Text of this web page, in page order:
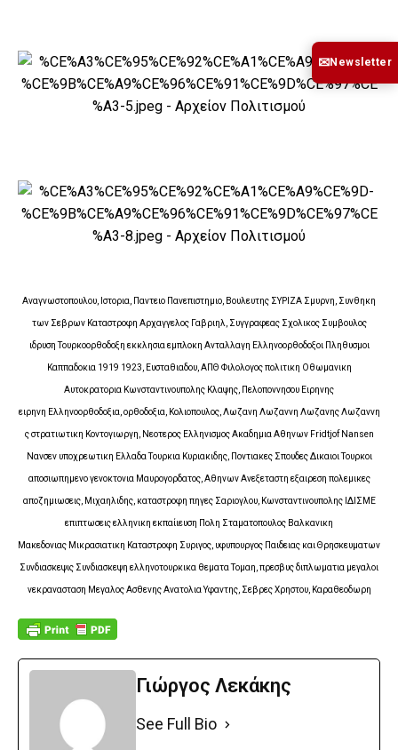
Αναγνωστοπουλου, Ιστορια, Παντειο Πανεπιστημιο, Βουλευτης ΣΥΡΙΖΑ Σμυρνη, Συνθηκη
των Σεβρων Καταστροφη Αρχαγγελος Γαβριηλ, Συγγραφεας Σχολικος Συμβουλος
ιδρυση Τουρκοορθοδοξη εκκλησια εμπλοκη Ανταλλαγη Ελληνοορθοδοξοι Πληθυσμοι
Καππαδοκια 1919 1923, Ευσταθιαδου, ΑΠΘ Φιλολογος πολιτικη Οθωμανικη
Αυτοκρατορια Κωνσταντινουπολης Κλαψης, Πελοποννησου Ειρηνης
ειρηνη Ελληνοορθοδοξια, ορθοδοξια, Κολιοπουλος, Λωζανη Λωζαννη Λωζανης Λωζαννη
ς στρατιωτικη Κοντογιωργη, Νεοτερος Ελληνισμος Ακαδημια Αθηνων Fridtjof Nansen
Νανσεν υποχρεωτικη Ελλαδα Τουρκια Κυριακιδης, Ποντιακες Σπουδες Δικαιοι Τουρκοι
αποσιωπημενο γενοκτονια Μαυρογορδατος, Αθηνων Ανεξεταστη εξαιρεση πολεμικες
αποζημιωσεις, Μιχαηλιδης, καταστροφη πηγες Σαριογλου, Κωνσταντινουπολης ΙΔΙΣΜΕ
επιπτωσεις ελληνικη εκπαίιευση Πολη Σταματοπουλος Βαλκανικη
Μακεδονιας Μικρασιατικη Καταστροφη Συριγος, υφυπουργος Παιδειας και Θρησκευματων
Συνδιασκεψις Συνδιασκεψη ελληνοτουρκικα θεματα Τομαη, πρεσβυς διπλωματια μεγαλοι
νεκρανασταση Μεγαλος Ασθενης Ανατολια Υφαντης, Σεβρες Χρηστου, Καραθεοδωρη
Γιώργος Λεκάκης
See Full Bio
✉Newsletter